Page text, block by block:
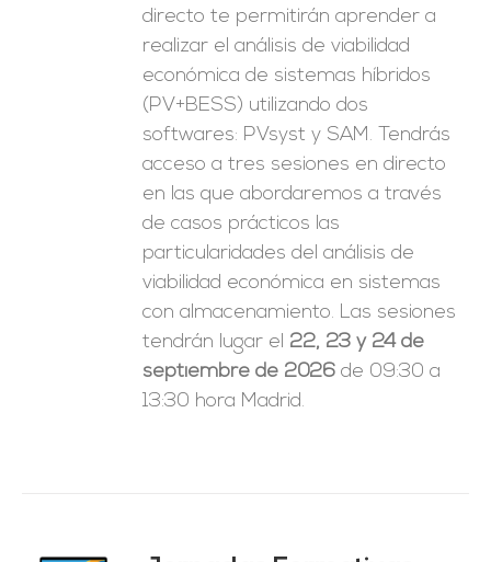
directo te permitirán aprender a
realizar el análisis de viabilidad
económica de sistemas híbridos
(PV+BESS) utilizando dos
softwares: PVsyst y SAM. Tendrás
acceso a tres sesiones en directo
en las que abordaremos a través
de casos prácticos las
particularidades del análisis de
viabilidad económica en sistemas
con almacenamiento. Las sesiones
tendrán lugar el 22, 23 y 24 de
septiembre de 2026 de 09:30 a
13:30 hora Madrid.